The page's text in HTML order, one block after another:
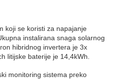
koji se koristi za napajanje
instalirana snaga solarnog
hibridnog invertera je 3x
litijske baterije je 14,4kWh.
monitoring sistema preko